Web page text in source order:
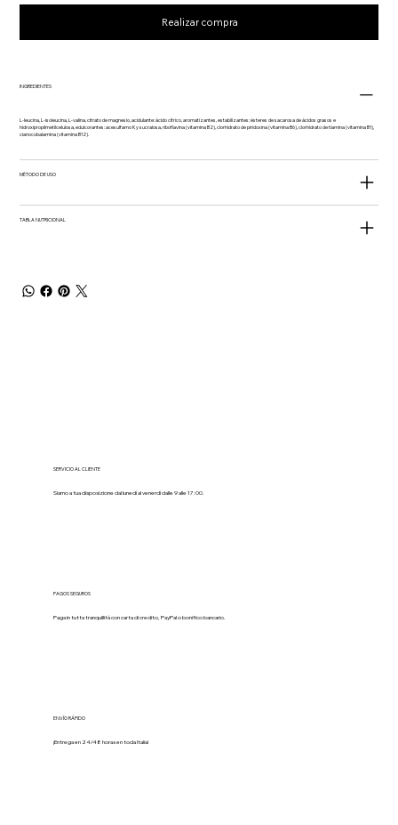
Realizar compra
INGREDIENTES
L-leucina, L-isoleucina, L-valina, citrato de magnesio, acidulante: ácido cítrico, aromatizantes, estabilizantes: ésteres de sacarosa de ácidos grasos e
hidroxipropilmetilcelulosa, edulcorantes: acesulfamo K y sucralosa, riboflavina (vitamina B2), clorhidrato de piridoxina (vitamina B6), clorhidrato de tiamina (vitamina B1),
cianocobalamina (vitamina B12).
MÉTODO DE USO
TABLA NUTRICIONAL
SERVICIO AL CLIENTE
Siamo a tua disposizione dal lunedì al venerdì dalle 9 alle 17:00.
PAGOS SEGUROS
Paga in tutta tranquillità con carta di credito, PayPal o bonifico bancario.
ENVÍO RÁPIDO
¡Entrega en 24/48 horas en toda Italia!